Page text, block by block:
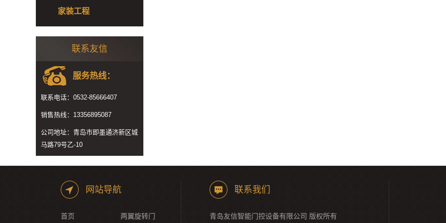
家装工程
联系友信
服务热线：
联系电话：0532-85666407
销售热线：13356895087
公司地址：青岛市即墨通济新区城
马路79号乙-10
网站导航
首页 两翼旋转门
联系我们
青岛友信智能门控设备有限公司 版权所有